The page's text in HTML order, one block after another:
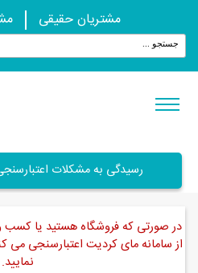
مشتریان حقیقی
رسیدگی به مشکلات
در صورتی که فروشگاه هستید یا کسب
از سامانه مای کردیت اعتبارسنجی می
نمایید.